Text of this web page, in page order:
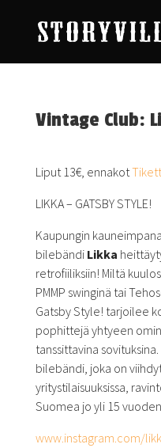
Vintage Club:
Liput 13€, ennakot
LIKKA – GATSBY STYLE!
Kaupungin
bilebändi Likka
retrofiiliksiin! Miltä
PMMP swinginä tai
Gatsby Style! tarjoilee
pophittejä yhtyeen
tanssittavina
bilebändi, joka on
yritystilaisuuksissa,
Suomea jo yli 15
www.instagram.com/